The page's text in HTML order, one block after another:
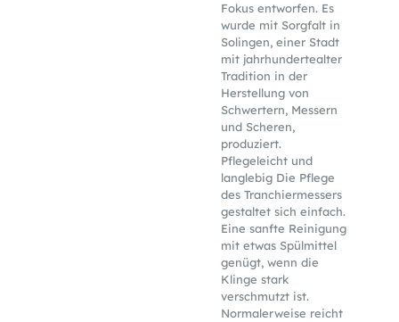
Fokus entworfen. Es
wurde mit Sorgfalt in
Solingen, einer Stadt
mit jahrhundertealter
Tradition in der
Herstellung von
Schwertern, Messern
und Scheren,
produziert.
Pflegeleicht und
langlebig Die Pflege
des Tranchiermessers
gestaltet sich einfach.
Eine sanfte Reinigung
mit etwas Spülmittel
genügt, wenn die
Klinge stark
verschmutzt ist.
Normalerweise reicht